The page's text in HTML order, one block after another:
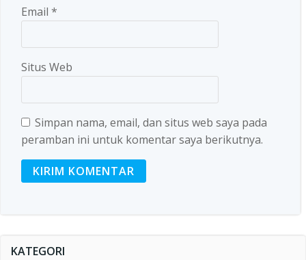
Email *
Situs Web
Simpan nama, email, dan situs web saya pada
peramban ini untuk komentar saya berikutnya.
KATEGORI